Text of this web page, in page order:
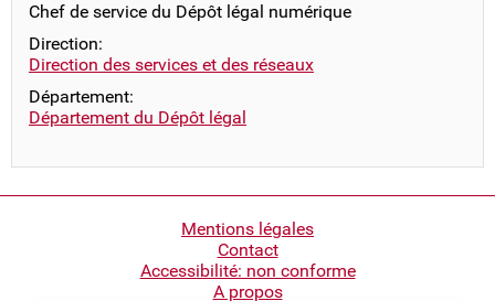
Chef de service du Dépôt légal numérique
Direction:
Direction des services et des réseaux
Département:
Département du Dépôt légal
Mentions légales
Contact
Accessibilité: non conforme
A propos